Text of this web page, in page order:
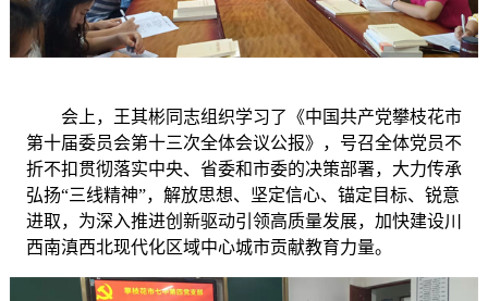
会上，王其彬同志组织学习了《中国共产党攀枝花市
第十届委员会第十三次全体会议公报》，号召全体党员不
折不扣贯彻落实中央、省委和市委的决策部署，大力传承
弘扬“三线精神”，解放思想、坚定信心、锚定目标、锐意
进取，为深入推进创新驱动引领高质量发展，加快建设川
西南滇西北现代化区域中心城市贡献教育力量。